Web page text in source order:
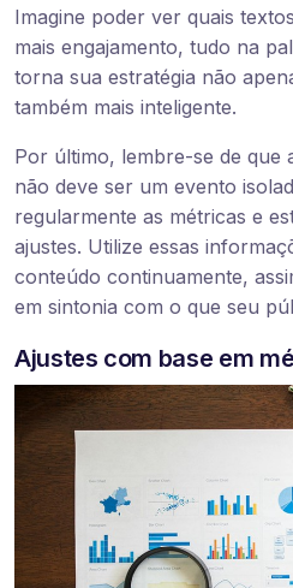
Imagine poder ver quais
mais engajamento, tudo na
torna sua estratégia não
também mais inteligente.
Por último, lembre-se de que
não deve ser um evento
regularmente as métricas e
ajustes. Utilize essas
conteúdo continuamente,
em sintonia com o que seu
Ajustes com base em